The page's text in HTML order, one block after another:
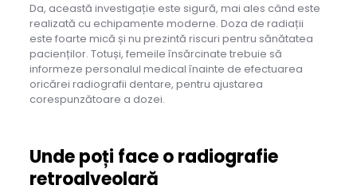
Da, această investigație este sigură, mai ales când este
realizată cu echipamente moderne. Doza de radiații
este foarte mică și nu prezintă riscuri pentru sănătatea
pacienților. Totuși, femeile însărcinate trebuie să
informeze personalul medical înainte de efectuarea
oricărei radiografii dentare, pentru ajustarea
corespunzătoare a dozei.
Unde poți face o radiografie
retroalveolară